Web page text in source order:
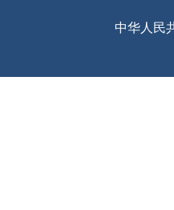
中华人民